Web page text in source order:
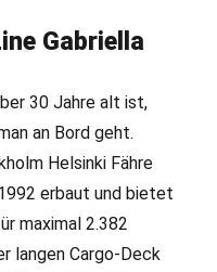
Gabriella
30 Jahre alt ist,
an Bord geht.
Helsinki Fähre
erbaut und bietet
maximal 2.382
langen Cargo-Deck